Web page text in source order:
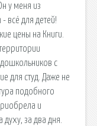
у меня из
всё для детей!
на Книги.
дошкольников с
для студ. Даже не
подобного
и
духу, за два дня.